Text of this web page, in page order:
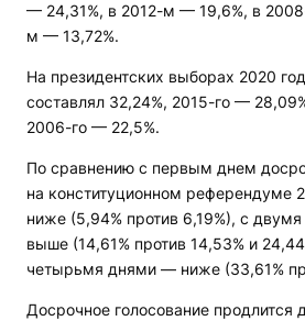
— 24,31%, в 2012-м — 19,6%, в
м — 13,72%.
На президентских выборах 2020
составлял 32,24%, 2015-го —
2006-го — 22,5%.
По сравнению с первым днем
на конституционном референдуме
ниже (5,94% против 6,19%), с
выше (14,61% против 14,53% и
четырьмя днями — ниже (33,61%
Досрочное голосование продлится